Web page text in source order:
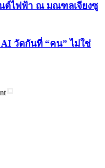
ต์ไฟฟ้า ณ มณฑลเจียงซู
วัดกันที่ “คน” ไม่ใช่